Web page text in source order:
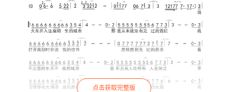
点击获取完整版